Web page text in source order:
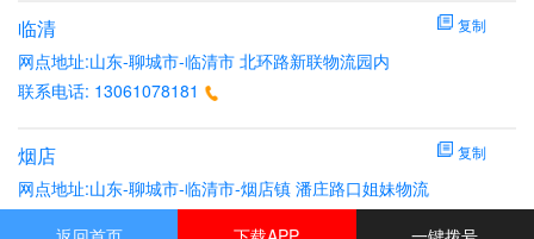
临清 复制
网点地址:山东-聊城市-临清市 北环路新联物流园内
联系电话: 13061078181
烟店 复制
网点地址:山东-聊城市-临清市-烟店镇 潘庄路口姐妹物流